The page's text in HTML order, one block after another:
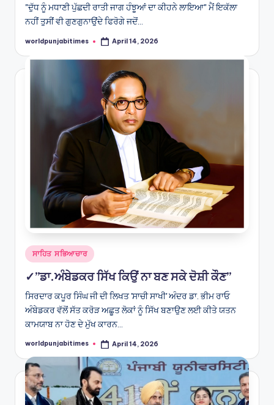
"ਦੁੱਧ ਨੂੰ ਮਧਾਣੀ ਪੁੱਛਦੀ ਰਾਤੀ ਜਾਗ ਹੰਝੂਆਂ ਦਾ ਕੀਹਨੇ ਲਾਇਆ" ਮੈਂ ਇਕੱਲਾ
ਨਹੀਂ ਤੁਸੀਂ ਵੀ ਗੁਣਗੁਨਾਉਂਦੇ ਫਿਰੋਗੇ ਜਦੋਂ…
Posted
worldpunjabitimes April 14, 2026
Posted
in
ਸਾਹਿਤ ਸਭਿਆਚਾਰ
✓”ਡਾ.ਅੰਬੇਡਕਰ ਸਿੱਖ ਕਿਉਂ ਨਾ ਬਣ ਸਕੇ ਦੋਸ਼ੀ ਕੌਣ”
ਸਿਰਦਾਰ ਕਪੂਰ ਸਿੰਘ ਜੀ ਦੀ ਲਿਖਤ 'ਸਾਚੀ ਸਾਖੀ' ਅੰਦਰ ਡਾ. ਭੀਮ ਰਾਓ
ਅੰਬੇਡਕਰ ਵੱਲੋਂ ਸੱਤ ਕਰੋੜ ਅਛੂਤ ਲੋਕਾਂ ਨੂੰ ਸਿੱਖ ਬਣਾਉਣ ਲਈ ਕੀਤੇ ਯਤਨ
ਕਾਮਯਾਬ ਨਾ ਹੋਣ ਦੇ ਮੁੱਖ ਕਾਰਨ…
Posted
worldpunjabitimes April 14, 2026